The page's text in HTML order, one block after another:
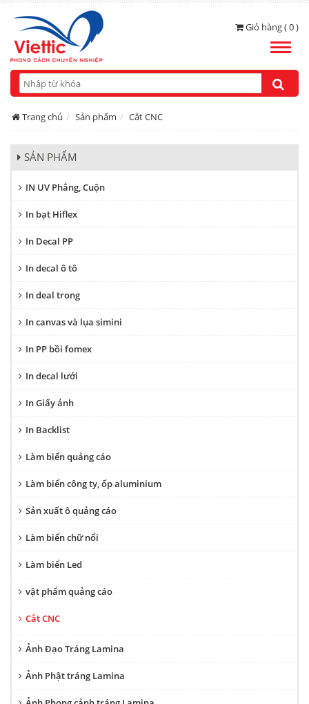
Giỏ hàng ( 0 )
Toggle
Trang chủ Sản phẩm Cắt CNC
SẢN PHẨM
IN UV Phẳng, Cuộn
In bạt Hiflex
In Decal PP
In decal ô tô
In deal trong
In canvas và lụa simini
In PP bồi fomex
In decal lưới
In Giấy ảnh
In Backlist
Làm biển quảng cáo
Làm biển công ty, ốp aluminium
Sản xuất ô quảng cáo
Làm biển chữ nổi
Làm biển Led
vật phẩm quảng cáo
Cắt CNC
Ảnh Đạo Tráng Lamina
Ảnh Phật tráng Lamina